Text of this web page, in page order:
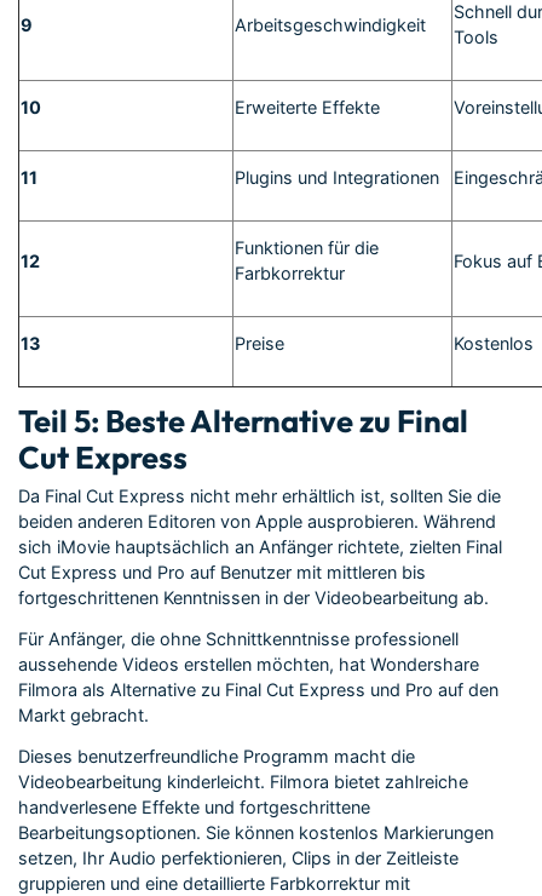
9 Arbeitsgeschwindigkeit
Schnell
Tools
10 Erweiterte Effekte
11 Plugins und Integrationen
12
Funktionen für die
Farbkorrektur
Fokus auf
13 Preise Kostenlos
Teil 5: Beste Alternative zu Final
Cut Express
Da Final Cut Express nicht mehr erhältlich ist, sollten Sie die
beiden anderen Editoren von Apple ausprobieren. Während
sich iMovie hauptsächlich an Anfänger richtete, zielten Final
Cut Express und Pro auf Benutzer mit mittleren bis
fortgeschrittenen Kenntnissen in der Videobearbeitung ab.
Für Anfänger, die ohne Schnittkenntnisse professionell
aussehende Videos erstellen möchten, hat Wondershare
Filmora als Alternative zu Final Cut Express und Pro auf den
Markt gebracht.
Dieses benutzerfreundliche Programm macht die
Videobearbeitung kinderleicht. Filmora bietet zahlreiche
handverlesene Effekte und fortgeschrittene
Bearbeitungsoptionen. Sie können kostenlos Markierungen
setzen, Ihr Audio perfektionieren, Clips in der Zeitleiste
gruppieren und eine detaillierte Farbkorrektur mit